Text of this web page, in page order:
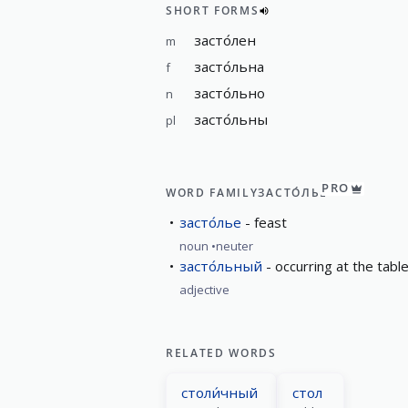
SHORT FORMS
m засто́лен
f засто́льна
n засто́льно
pl засто́льны
WORD FAMILYЗАСТО́ЛЬЕPRO
засто́лье feast
noun neuter
засто́льный occurring at the table
adjective
RELATED WORDS
столи́чный стол